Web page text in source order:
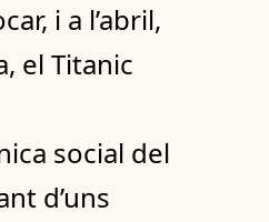
i a l’abril,
el Titanic
social del
d’uns